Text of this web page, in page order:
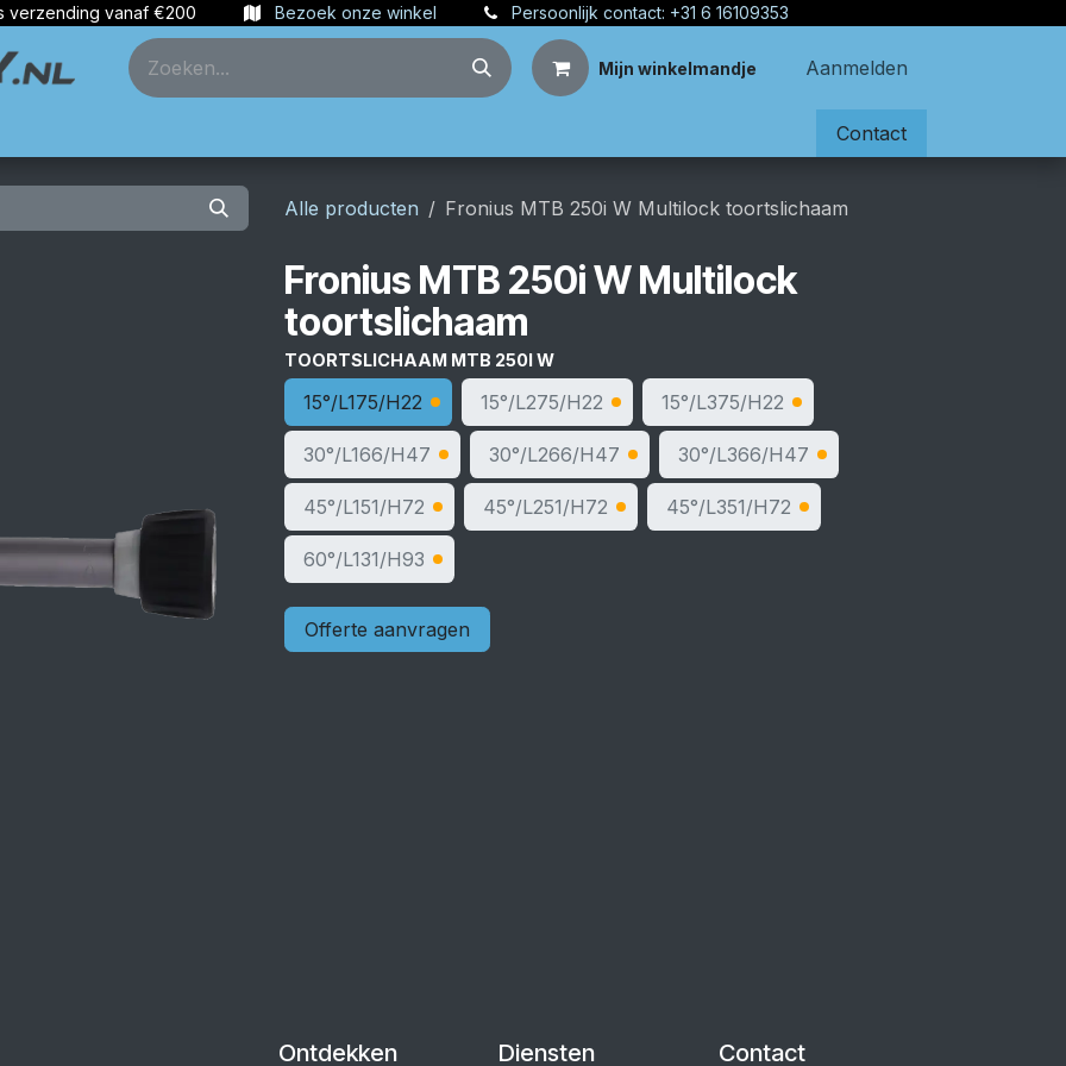
verzending vanaf €200 Bezoek onze winkel Persoonlijk contact: +31 6 16109353
Mijn winkelmandje Aanmelden
Contact
Alle producten Fronius MTB 250i W Multilock toortslichaam
Fronius MTB 250i W Multilock
toortslichaam
TOORTSLICHAAM MTB 250I W
15°/L175/H22 15°/L275/H22 15°/L375/H22
30°/L166/H47 30°/L266/H47 30°/L366/H47
45°/L151/H72 45°/L251/H72 45°/L351/H72
60°/L131/H93
Offerte aanvragen
Contact
Diensten
Ontdekken